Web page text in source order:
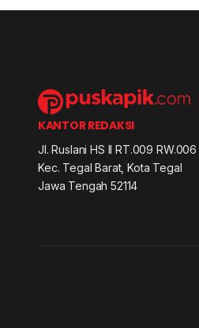
KANTOR REDAKSI
Jl. Ruslani HS II RT.009
Kec. Tegal Barat, Kota Tegal
Jawa Tengah 52114